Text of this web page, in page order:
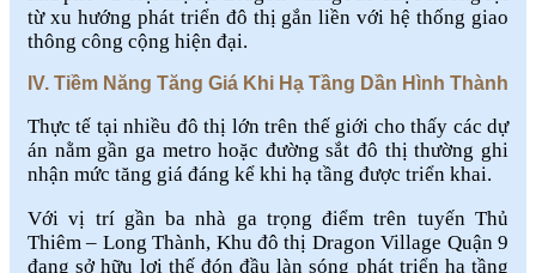
từ xu hướng phát triển đô thị gắn liền với hệ thống giao
thông công cộng hiện đại.
IV. Tiềm Năng Tăng Giá Khi Hạ Tầng Dần Hình Thành
Thực tế tại nhiều đô thị lớn trên thế giới cho thấy các dự
án nằm gần ga metro hoặc đường sắt đô thị thường ghi
nhận mức tăng giá đáng kể khi hạ tầng được triển khai.
Với vị trí gần ba nhà ga trọng điểm trên tuyến Thủ
Thiêm – Long Thành, Khu đô thị Dragon Village Quận 9
đang sở hữu lợi thế đón đầu làn sóng phát triển hạ tầng